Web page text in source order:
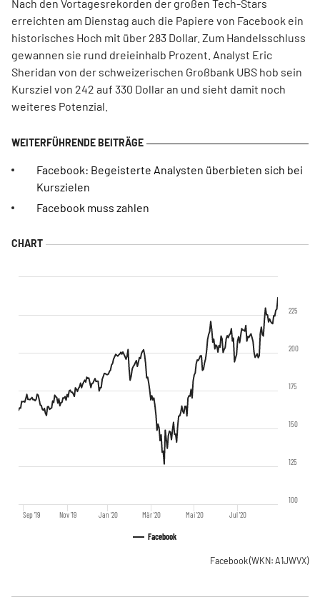
Nach den Vortagesrekorden der großen Tech-Stars
erreichten am Dienstag auch die Papiere von Facebook ein
historisches Hoch mit über 283 Dollar. Zum Handelsschluss
gewannen sie rund dreieinhalb Prozent. Analyst Eric
Sheridan von der schweizerischen Großbank UBS hob sein
Kursziel von 242 auf 330 Dollar an und sieht damit noch
weiteres Potenzial.
Facebook: Begeisterte Analysten überbieten sich bei
Kurszielen
Facebook muss zahlen
Facebook
Sep '19 Nov '19 Jan '20 Mär '20 Mai '20 Jul '20
100
125
150
175
200
225
Facebook(WKN: A1JWVX)